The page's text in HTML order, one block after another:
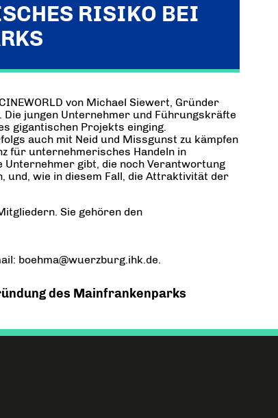
RISIKO BEI
von Michael Siewert, Gründer
jungen Unternehmer und Führungskräfte
gigantischen Projekts einging.
auch mit Neid und Missgunst zu kämpfen
für unternehmerisches Handeln in
Unternehmer gibt, die noch Verantwortung
und, wie in diesem Fall, die Attraktivität der
Sie gehören den
boehma@wuerzburg.ihk.de.
des Mainfrankenparks